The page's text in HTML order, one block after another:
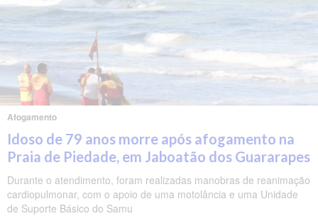
Afogamento
Idoso de 79 anos morre após afogamento na
Praia de Piedade, em Jaboatão dos Guararapes
Durante o atendimento, foram realizadas manobras de reanimação
cardiopulmonar, com o apoio de uma motolância e uma Unidade
de Suporte Básico do Samu